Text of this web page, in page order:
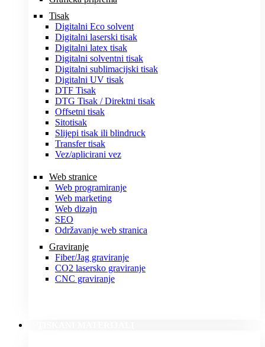
Tisak
Digitalni Eco solvent
Digitalni laserski tisak
Digitalni latex tisak
Digitalni solventni tisak
Digitalni sublimacijski tisak
Digitalni UV tisak
DTF Tisak
DTG Tisak / Direktni tisak
Offsetni tisak
Sitotisak
Slijepi tisak ili blindruck
Transfer tisak
Vez/aplicirani vez
Web stranice
Web programiranje
Web marketing
Web dizajn
SEO
Održavanje web stranica
Graviranje
Fiber/Jag graviranje
CO2 lasersko graviranje
CNC graviranje